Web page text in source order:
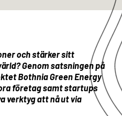
och stärker sitt
Genom satsningen på
Bothnia Green Energy
företag samt startups
verktyg att nå ut via